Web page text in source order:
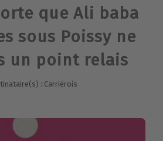
que Ali baba
sous Poissy ne
un point relais
: Carriérois